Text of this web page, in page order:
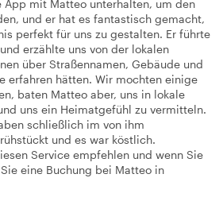
App mit Matteo unterhalten, um den
und er hat es fantastisch gemacht,
perfekt für uns zu gestalten. Er führte
erzählte uns von der lokalen
über Straßennamen, Gebäude und
erfahren hätten. Wir mochten einige
baten Matteo aber, uns in lokale
uns ein Heimatgefühl zu vermitteln.
schließlich im von ihm
und es war köstlich.
Service empfehlen und wenn Sie
eine Buchung bei Matteo in